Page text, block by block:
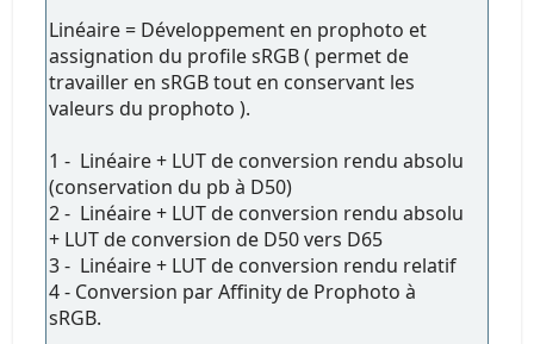
Linéaire = Développement en prophoto et
assignation du profile sRGB ( permet de
travailler en sRGB tout en conservant les
valeurs du prophoto ).
1 - Linéaire + LUT de conversion rendu absolu
(conservation du pb à D50)
2 - Linéaire + LUT de conversion rendu absolu
+ LUT de conversion de D50 vers D65
3 - Linéaire + LUT de conversion rendu relatif
4 - Conversion par Affinity de Prophoto à
sRGB.